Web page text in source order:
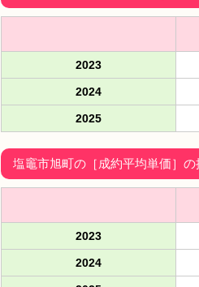
2023
2024
2025
塩竈市旭町の［成約平均単価］の
2023
2024